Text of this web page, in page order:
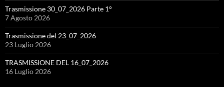
Trasmissione 30_07_2026 Parte 1°
7 Agosto 2026
Trasmissione del 23_07_2026
23 Luglio 2026
TRASMISSIONE DEL 16_07_2026
16 Luglio 2026